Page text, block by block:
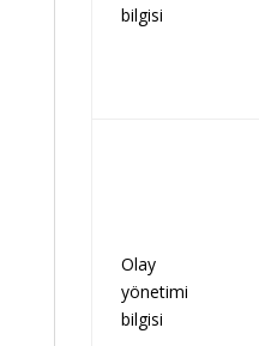
bilgisi
Olay
yönetimi
bilgisi